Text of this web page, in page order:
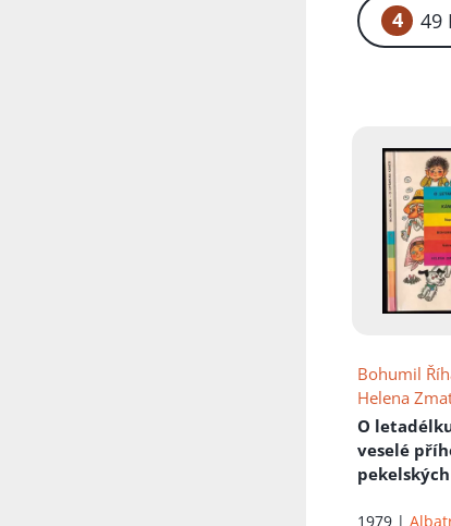
4
Bohumil
Helena
O
veselé
1979 |